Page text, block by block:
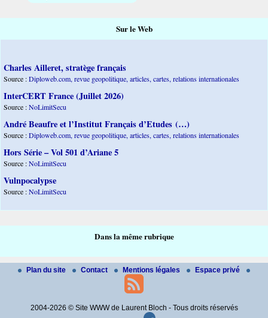
Sur le Web
Charles Ailleret, stratège français
Source :Diploweb.com, revue geopolitique, articles, cartes, relations internationales
InterCERT France (Juillet 2026)
Source :NoLimitSecu
André Beaufre et l’Institut Français d’Etudes (…)
Source :Diploweb.com, revue geopolitique, articles, cartes, relations internationales
Hors Série – Vol 501 d’Ariane 5
Source :NoLimitSecu
Vulnpocalypse
Source :NoLimitSecu
Dans la même rubrique
Plan du site Contact Mentions légales Espace privé
2004-2026 © Site WWW de Laurent Bloch - Tous droits réservés